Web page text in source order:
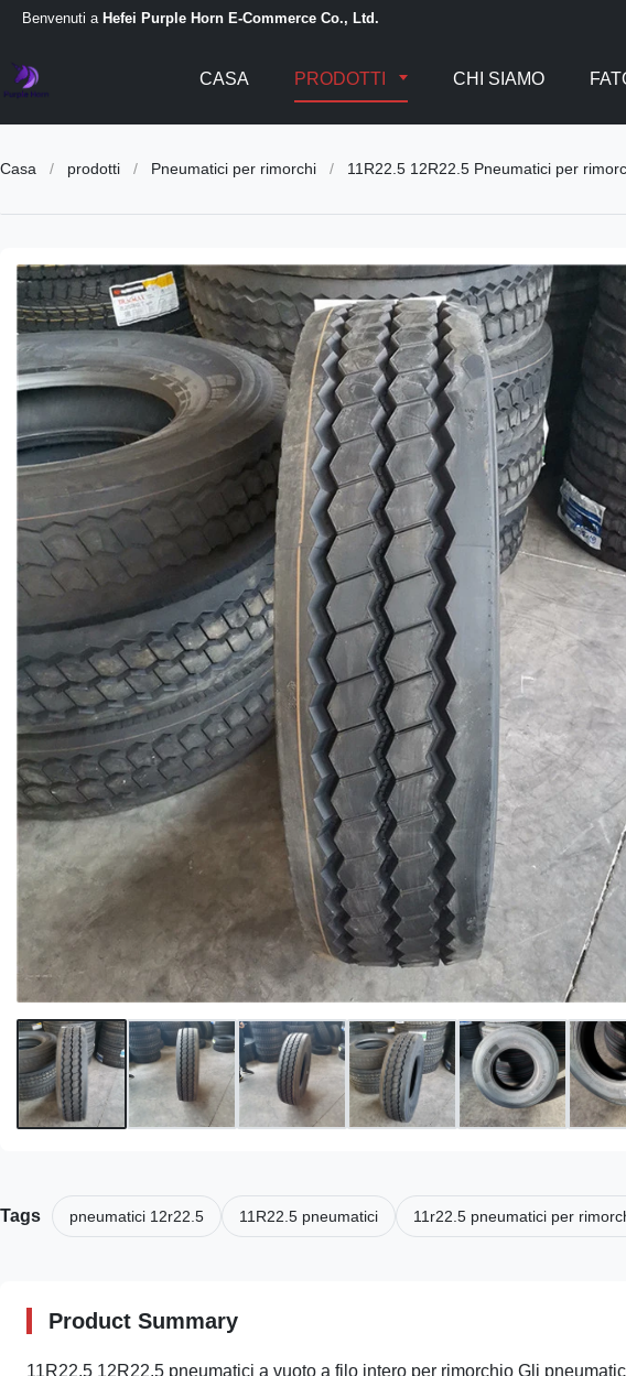
Benvenuti a Hefei Purple Horn E-Commerce Co., Ltd.
CASA PRODOTTI CHI SIAMO
Casa / prodotti / Pneumatici per rimorchi / 11R22.5 12R22.5 Pneumatici per
Tags pneumatici 12r22.5 11R22.5 pneumatici 11r22.5 pneumatici per
Product Summary
11R22.5 12R22.5 pneumatici a vuoto a filo intero per rimorchio Gli